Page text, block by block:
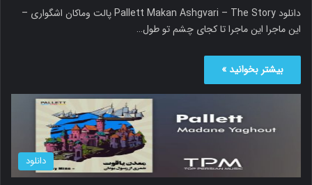
دانلود Pallett Makan Ashgvari – The Story پالت وماکان اشگواری –
این ماجرا این ماجرا تا کجای چشم تو طول…
بیشتر بخوانید »
دانلود